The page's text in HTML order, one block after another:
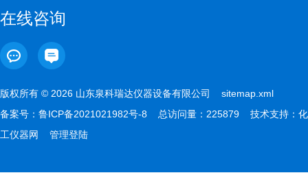
在线咨询
版权所有 © 2026 山东泉科瑞达仪器设备有限公司 sitemap.xml
备案号： 鲁ICP备2021021982号-8 总访问量：225879 技术支持： 化
工仪器网
管理登陆